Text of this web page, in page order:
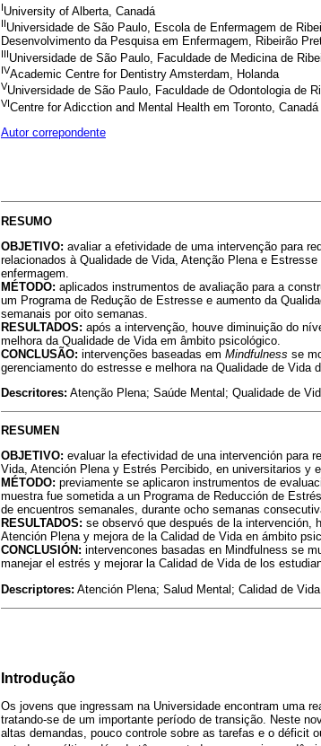
IUniversity of Alberta, Canadá
IIUniversidade de São Paulo, Escola de Enfermagem de
Desenvolvimento da Pesquisa em Enfermagem, Ribeirão
IIIUniversidade de São Paulo, Faculdade de Medicina de
IVAcademic Centre for Dentistry Amsterdam, Holanda
VUniversidade de São Paulo, Faculdade de Odontologia de
VICentre for Adicction and Mental Health em Toronto, Canadá
Autor correpondente
RESUMO
OBJETIVO: avaliar a efetividade de uma intervenção para
relacionados à Qualidade de Vida, Atenção Plena e
enfermagem.
MÉTODO: aplicados instrumentos de avaliação para a
um Programa de Redução de Estresse e aumento da
semanais por oito semanas.
RESULTADOS: após a intervenção, houve diminuição do
melhora da Qualidade de Vida em âmbito psicológico.
CONCLUSÃO: intervenções baseadas em Mindfulness se
gerenciamento do estresse e melhora na Qualidade de Vida
Descritores: Atenção Plena; Saúde Mental; Qualidade de
RESUMEN
OBJETIVO: evaluar la efectividad de una intervención para
Vida, Atención Plena y Estrés Percibido, en universitarios y
MÉTODO: previamente se aplicaron instrumentos de
muestra fue sometida a un Programa de Reducción de
de encuentros semanales, durante ocho semanas
RESULTADOS: se observó que después de la intervención,
Atención Plena y mejora de la Calidad de Vida en ámbito
CONCLUSIÓN: intervencones basadas en Mindfulness se
manejar el estrés y mejorar la Calidad de Vida de los
Descriptores: Atención Plena; Salud Mental; Calidad de
Introdução
Os jovens que ingressam na Universidade encontram uma
tratando-se de um importante período de transição. Neste
altas demandas, pouco controle sobre as tarefas e o déficit